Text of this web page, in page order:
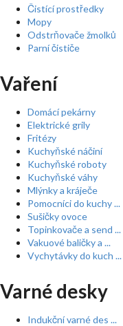
Čistící prostředky
Mopy
Odstrňovače žmolků
Parní čističe
Vaření
Domácí pekárny
Elektrické grily
Fritézy
Kuchyňské náčiní
Kuchyňské roboty
Kuchyňské váhy
Mlýnky a kráječe
Pomocníci do kuchy ...
Sušičky ovoce
Topinkovače a send ...
Vakuové baličky a ...
Vychytávky do kuch ...
Varné desky
Indukční varné des ...